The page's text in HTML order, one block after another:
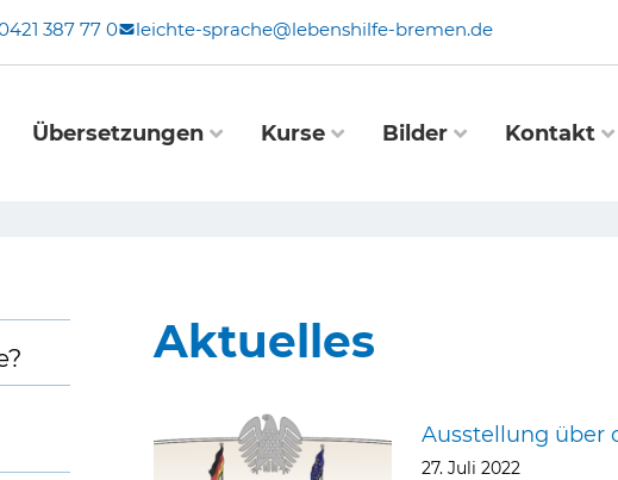
387 77 0 leichte-sprache@lebenshilfe-bremen.de
Übersetzungen Kurse Bilder Kontakt
Aktuelles
Ausstellung über
27. Juli 2022
Seite SeiteSeite